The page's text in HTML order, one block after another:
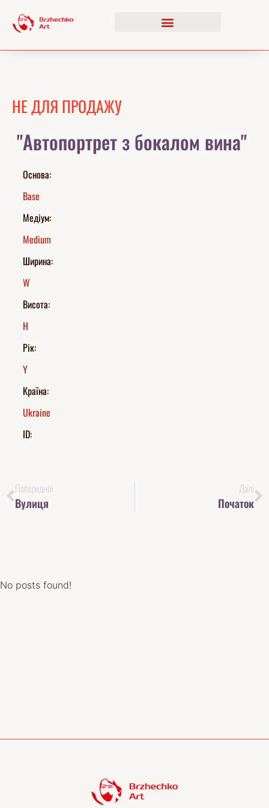
НЕ ДЛЯ ПРОДАЖУ
"Автопортрет з бокалом вина"
Основа:
Base
Медіум:
Medium
Ширина:
W
Висота:
H
Рік:
Y
Країна:
Ukraine
ID:
Попередній
Вулиця
Далі
Початок
No posts found!